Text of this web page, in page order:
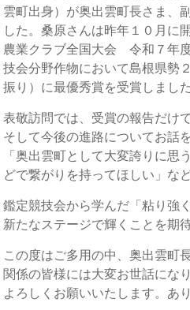
雲町出身）が奥出雲町長さま、
した。桑原さんは昨年１０月に
農業クラブ全国大会 令和７年
技会分野作物において島根県勢
振り）に最優秀賞を受賞しました
表敬訪問では、受賞の報告だけ
そして今後の進路についてお話
「奥出雲町として大変誇りに思
どで繋がりを持ってほしい」な
鑑定競技会から学んだ「粘り強
新たなステージで輝くことを期
この度はご多用の中、奥出雲町
関係の皆様には大変お世話にな
よろしくお願いいたします。あ